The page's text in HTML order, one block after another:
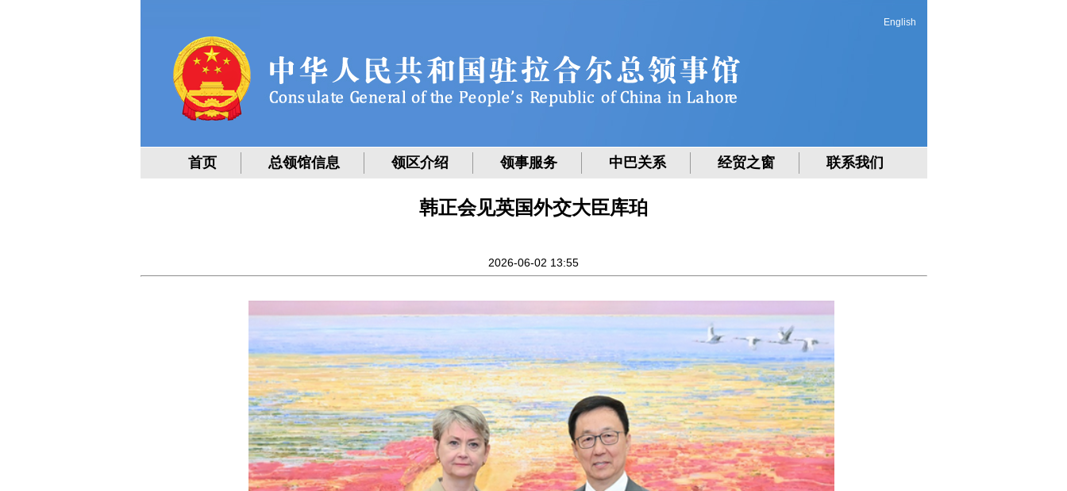
English
首页 总领馆信息 领区介绍 领事服务 中巴关系 经贸之窗 联系我们
韩正会见英国外交大臣库珀
2026-06-02 13:55